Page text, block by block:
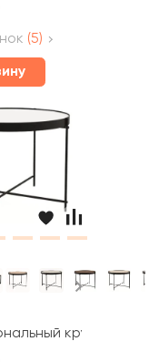
(5)
ЭПИК / EPICкруглый